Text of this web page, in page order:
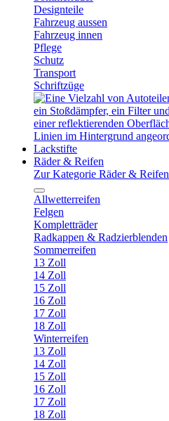
Designteile
Fahrzeug aussen
Fahrzeug innen
Pflege
Schutz
Transport
Schriftzüge
Lackstifte
Räder & Reifen
Zur Kategorie Räder & Reifen
Allwetterreifen
Felgen
Kompletträder
Radkappen & Radzierblenden
Sommerreifen
13 Zoll
14 Zoll
15 Zoll
16 Zoll
17 Zoll
18 Zoll
Winterreifen
13 Zoll
14 Zoll
15 Zoll
16 Zoll
17 Zoll
18 Zoll